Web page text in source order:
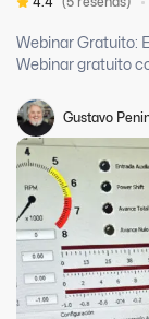
Webinar Gratuito:
Webinar gratuito
Gustavo